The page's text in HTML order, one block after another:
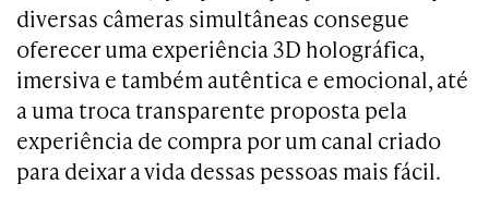
diversas câmeras simultâneas consegue
oferecer uma experiência 3D holográfica,
imersiva e também autêntica e emocional, até
a uma troca transparente proposta pela
experiência de compra por um canal criado
para deixar a vida dessas pessoas mais fácil.